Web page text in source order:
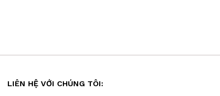
LIÊN HỆ VỚI CHÚNG TÔI: